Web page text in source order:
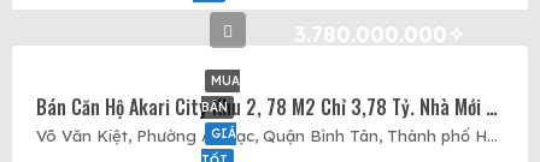
MUA
BÁN
GIÁ
3.780.000.000✧
Bán Căn Hộ Akari City Khu 2, 78 M2 Chỉ 3,78 Tỷ. Nhà Mới 100% Vừa Nhận. Miễn Phí Quản Lý 2 Năm.
Võ Văn Kiệt, Phường An Lạc, Quận Bình Tân, Thành phố Hồ Chí Minh, 73118, Việt Nam, Akari City, Quận Bình Tân, Hồ Chí Minh